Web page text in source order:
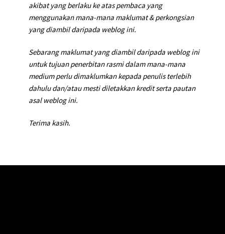
akibat yang berlaku ke atas pembaca yang
menggunakan mana-mana maklumat & perkongsian
yang diambil daripada weblog ini.
Sebarang maklumat yang diambil daripada weblog ini
untuk tujuan penerbitan rasmi dalam mana-mana
medium perlu dimaklumkan kepada penulis terlebih
dahulu dan/atau mesti diletakkan kredit serta pautan
asal weblog ini.
Terima kasih.